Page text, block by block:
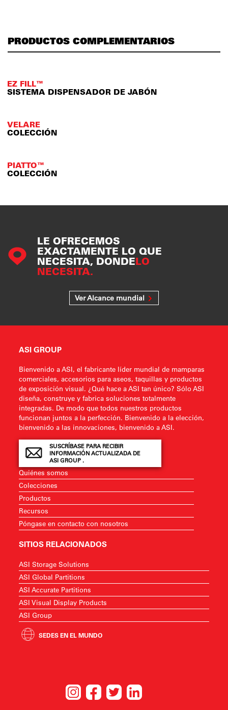
PRODUCTOS COMPLEMENTARIOS
EZ FILL™
SISTEMA DISPENSADOR DE JABÓN
VELARE
COLECCIÓN
PIATTO™
COLECCIÓN
LE OFRECEMOS
EXACTAMENTE LO QUE
NECESITA, DONDELO
NECESITA.
Ver Alcance mundial
ASI GROUP
Bienvenido a ASI, el fabricante líder mundial de mamparas
comerciales, accesorios para aseos, taquillas y productos
de exposición visual. ¿Qué hace a ASI tan único? Sólo ASI
diseña, construye y fabrica soluciones totalmente
integradas. De modo que todos nuestros productos
funcionan juntos a la perfección. Bienvenido a la elección,
bienvenido a las innovaciones, bienvenido a ASI.
SUSCRÍBASE PARA RECIBIR
INFORMACIÓN ACTUALIZADA DE
ASI GROUP .
Quiénes somos
Colecciones
Productos
Recursos
Póngase en contacto con nosotros
SITIOS RELACIONADOS
ASI Storage Solutions
ASI Global Partitions
ASI Accurate Partitions
ASI Visual Display Products
ASI Group
SEDES EN EL MUNDO